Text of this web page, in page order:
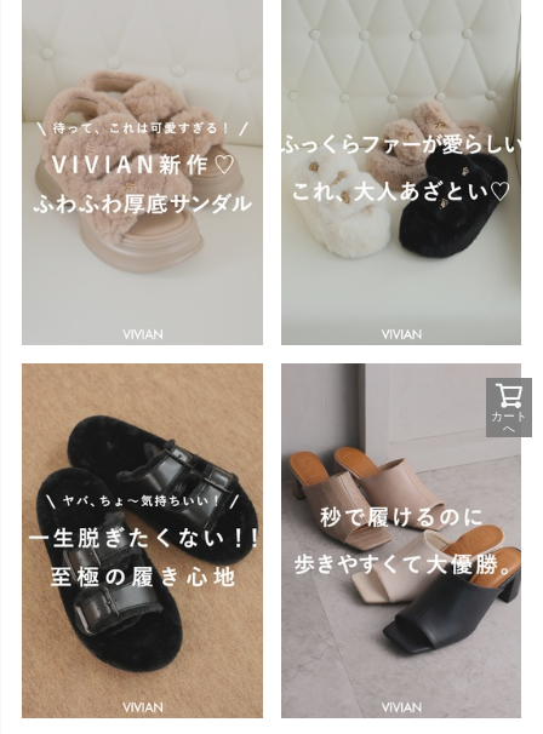
カート
へ